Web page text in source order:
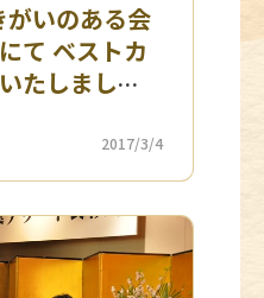
いのある会
て ベストカ
たしまし
2017/3/4